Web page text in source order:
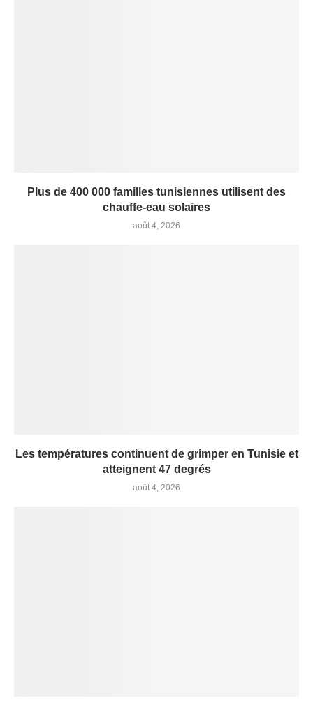
Plus de 400 000 familles tunisiennes utilisent des
chauffe-eau solaires
août 4, 2026
Les températures continuent de grimper en Tunisie et
atteignent 47 degrés
août 4, 2026